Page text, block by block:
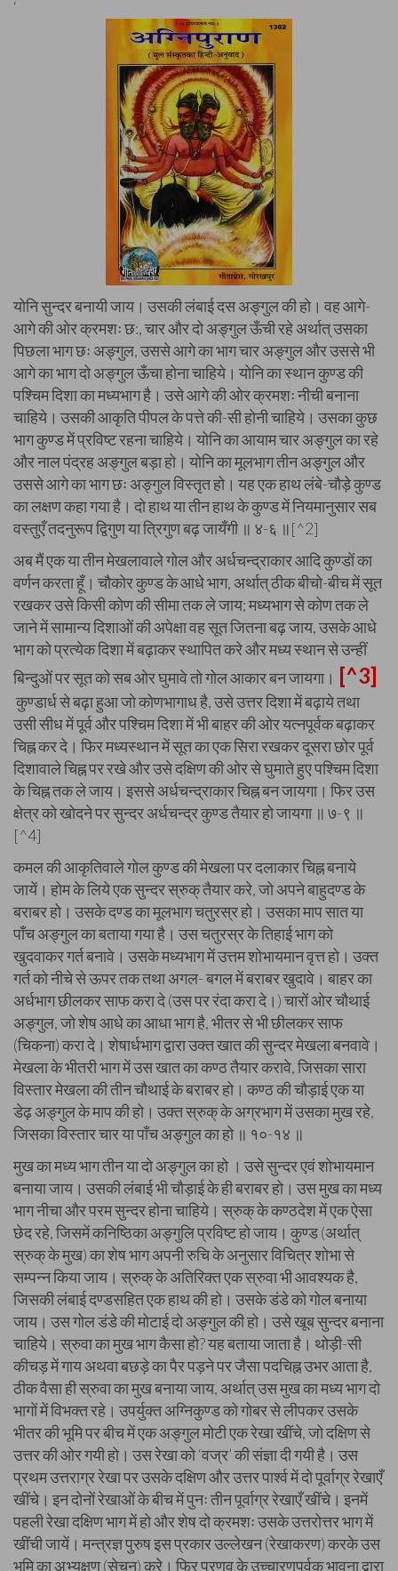
‘
योनि सुन्दर बनायी जाय। उसकी लंबाई दस अङ्गुल की हो। वह आगे-
आगे की ओर क्रमशः छ:, चार और दो अङ्गुल ऊँची रहे अर्थात् उसका
पिछला भाग छः अङ्गुल, उससे आगे का भाग चार अङ्गुल और उससे भी
आगे का भाग दो अङ्गुल ऊँचा होना चाहिये। योनि का स्थान कुण्ड की
पश्चिम दिशा का मध्यभाग है। उसे आगे की ओर क्रमशः नीची बनाना
चाहिये। उसकी आकृति पीपल के पत्ते की-सी होनी चाहिये। उसका कुछ
भाग कुण्ड में प्रविष्ट रहना चाहिये। योनि का आयाम चार अङ्गुल का रहे
और नाल पंद्रह अङ्गुल बड़ा हो। योनि का मूलभाग तीन अङ्गुल और
उससे आगे का भाग छः अङ्गुल विस्तृत हो। यह एक हाथ लंबे-चौड़े कुण्ड
का लक्षण कहा गया है। दो हाथ या तीन हाथ के कुण्ड में नियमानुसार सब
वस्तुएँ तदनुरूप द्विगुण या त्रिगुण बढ़ जायँगी ॥ ४-६ ॥[^2]
अब मैं एक या तीन मेखलावाले गोल और अर्धचन्द्राकार आदि कुण्डों का
वर्णन करता हूँ। चौकोर कुण्ड के आधे भाग, अर्थात् ठीक बीचो-बीच में सूत
रखकर उसे किसी कोण की सीमा तक ले जाय; मध्यभाग से कोण तक ले
जाने में सामान्य दिशाओं की अपेक्षा वह सूत जितना बढ़ जाय, उसके आधे
भाग को प्रत्येक दिशा में बढ़ाकर स्थापित करे और मध्य स्थान से उन्हीं
बिन्दुओं पर सूत को सब ओर घुमावे तो गोल आकार बन जायगा। [^3]
कुण्डार्ध से बढ़ा हुआ जो कोणभागाध है, उसे उत्तर दिशा में बढ़ाये तथा
उसी सीध में पूर्व और पश्चिम दिशा में भी बाहर की ओर यत्नपूर्वक बढ़ाकर
चिह्न कर दे। फिर मध्यस्थान में सूत का एक सिरा रखकर दूसरा छोर पूर्व
दिशावाले चिह्न पर रखे और उसे दक्षिण की ओर से घुमाते हुए पश्चिम दिशा
के चिह्न तक ले जाय। इससे अर्धचन्द्राकार चिह्न बन जायगा। फिर उस
क्षेत्र को खोदने पर सुन्दर अर्धचन्द्र कुण्ड तैयार हो जायगा ॥ ७-९ ॥
[^4]
कमल की आकृतिवाले गोल कुण्ड की मेखला पर दलाकार चिह्न बनाये
जायें। होम के लिये एक सुन्दर स्रुक् तैयार करे, जो अपने बाहुदण्ड के
बराबर हो। उसके दण्ड का मूलभाग चतुरस्र हो। उसका माप सात या
पाँच अङ्गुल का बताया गया है। उस चतुरस्र के तिहाई भाग को
खुदवाकर गर्त बनावे। उसके मध्यभाग में उत्तम शोभायमान वृत्त हो। उक्त
गर्त को नीचे से ऊपर तक तथा अगल- बगल में बराबर खुदावे। बाहर का
अर्धभाग छीलकर साफ करा दे (उस पर रंदा करा दे।) चारों ओर चौथाई
अङ्गुल, जो शेष आधे का आधा भाग है, भीतर से भी छीलकर साफ
(चिकना) करा दे। शेषार्धभाग द्वारा उक्त खात की सुन्दर मेखला बनवावे।
मेखला के भीतरी भाग में उस खात का कण्ठ तैयार करावे, जिसका सारा
विस्तार मेखला की तीन चौथाई के बराबर हो। कण्ठ की चौड़ाई एक या
डेढ़ अङ्गुल के माप की हो। उक्त स्रुक् के अग्रभाग में उसका मुख रहे,
जिसका विस्तार चार या पाँच अङ्गुल का हो ॥ १०-१४ ॥
मुख का मध्य भाग तीन या दो अङ्गुल का हो । उसे सुन्दर एवं शोभायमान
बनाया जाय। उसकी लंबाई भी चौड़ाई के ही बराबर हो। उस मुख का मध्य
भाग नीचा और परम सुन्दर होना चाहिये। स्रुक् के कण्ठदेश में एक ऐसा
छेद रहे, जिसमें कनिष्ठिका अङ्गुलि प्रविष्ट हो जाय। कुण्ड (अर्थात्
स्रुक् के मुख) का शेष भाग अपनी रुचि के अनुसार विचित्र शोभा से
सम्पन्न किया जाय। स्रुक् के अतिरिक्त एक स्रुवा भी आवश्यक है,
जिसकी लंबाई दण्डसहित एक हाथ की हो। उसके डंडे को गोल बनाया
जाय। उस गोल डंडे की मोटाई दो अङ्गुल की हो। उसे खूब सुन्दर बनाना
चाहिये। स्रुवा का मुख भाग कैसा हो? यह बताया जाता है। थोड़ी-सी
कीचड़ में गाय अथवा बछड़े का पैर पड़ने पर जैसा पदचिह्न उभर आता है,
ठीक वैसा ही स्रुवा का मुख बनाया जाय, अर्थात् उस मुख का मध्य भाग दो
भागों में विभक्त रहे। उपर्युक्त अग्निकुण्ड को गोबर से लीपकर उसके
भीतर की भूमि पर बीच में एक अङ्गुल मोटी एक रेखा खींचे, जो दक्षिण से
उत्तर की ओर गयी हो। उस रेखा को ‘वज्र’ की संज्ञा दी गयी है। उस
प्रथम उत्तराग्र रेखा पर उसके दक्षिण और उत्तर पार्श्व में दो पूर्वाग्र रेखाएँ
खींचे। इन दोनों रेखाओं के बीच में पुनः तीन पूर्वाग्र रेखाएँ खींचे। इनमें
पहली रेखा दक्षिण भाग में हो और शेष दो क्रमशः उसके उत्तरोत्तर भाग में
खींची जायें। मन्त्रज्ञ पुरुष इस प्रकार उल्लेखन (रेखाकरण) करके उस
भूमि का अभ्युक्षण (सेचन) करे। फिर प्रणव के उच्चारणपूर्वक भावना द्वारा